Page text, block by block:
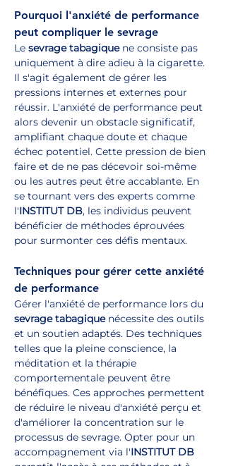
Pourquoi l'anxiété de performance
peut compliquer le sevrage
Le sevrage tabagique ne consiste pas
uniquement à dire adieu à la cigarette.
Il s'agit également de gérer les
pressions internes et externes pour
réussir. L'anxiété de performance peut
alors devenir un obstacle significatif,
amplifiant chaque doute et chaque
échec potentiel. Cette pression de bien
faire et de ne pas décevoir soi-même
ou les autres peut être accablante. En
se tournant vers des experts comme
l'INSTITUT DB, les individus peuvent
bénéficier de méthodes éprouvées
pour surmonter ces défis mentaux.
Techniques pour gérer cette anxiété
de performance
Gérer l'anxiété de performance lors du
sevrage tabagique nécessite des outils
et un soutien adaptés. Des techniques
telles que la pleine conscience, la
méditation et la thérapie
comportementale peuvent être
bénéfiques. Ces approches permettent
de réduire le niveau d'anxiété perçu et
d'améliorer la concentration sur le
processus de sevrage. Opter pour un
accompagnement via l'INSTITUT DB